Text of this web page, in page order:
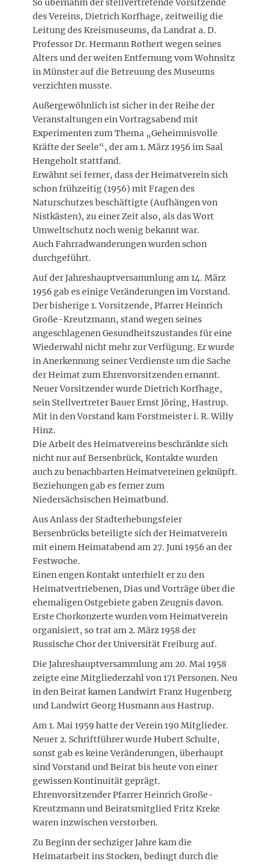
des Vereins, Dietrich Korfhage, zeitweilig die
Leitung des Kreismuseums, da Landrat a. D.
Professor Dr. Hermann Rothert wegen seines
Alters und der weiten Entfernung vom Wohnsitz
in Münster auf die Betreuung des Museums
verzichten musste.
Außergewöhnlich ist sicher in der Reihe der
Veranstaltungen ein Vortragsabend mit
Experimenten zum Thema „Geheimnisvolle
Kräfte der Seele“, der am 1. März 1956 im Saal
Hengeholt stattfand.
Erwähnt sei ferner, dass der Heimatverein sich
schon frühzeitig (1956) mit Fragen des
Naturschutzes beschäftigte (Aufhängen von
Nistkästen), zu einer Zeit also, als das Wort
Umweltschutz noch wenig bekannt war.
Auch Fahrradwanderungen wurden schon
durchgeführt.
Auf der Jahreshauptversammlung am 14. März
1956 gab es einige Veränderungen im Vorstand.
Der bisherige 1. Vorsitzende, Pfarrer Heinrich
Große-Kreutzmann, stand wegen seines
angeschlagenen Gesundheitszustandes für eine
Wiederwahl nicht mehr zur Verfügung. Er wurde
in Anerkennung seiner Verdienste um die Sache
der Heimat zum Ehrenvorsitzenden ernannt.
Neuer Vorsitzender wurde Dietrich Korfhage,
sein Stellvertreter Bauer Ernst Jöring, Hastrup.
Mit in den Vorstand kam Forstmeister i. R. Willy
Hinz.
Die Arbeit des Heimatvereins beschränkte sich
nicht nur auf Bersenbrück, Kontakte wurden
auch zu benachbarten Heimatvereinen geknüpft.
Beziehungen gab es ferner zum
Niedersächsischen Heimatbund.
Aus Anlass der Stadterhebungsfeier
Bersenbrücks beteiligte sich der Heimatverein
mit einem Heimatabend am 27. Juni 1956 an der
Festwoche.
Einen engen Kontakt unterhielt er zu den
Heimatvertriebenen, Dias und Vorträge über die
ehemaligen Ostgebiete gaben Zeugnis davon.
Erste Chorkonzerte wurden vom Heimatverein
organisiert, so trat am 2. März 1958 der
Russische Chor der Universität Freiburg auf.
Die Jahreshauptversammlung am 20. Mai 1958
zeigte eine Mitgliederzahl von 171 Personen. Neu
in den Beirat kamen Landwirt Franz Hugenberg
und Landwirt Georg Husmann aus Hastrup.
Am 1. Mai 1959 hatte der Verein 190 Mitglieder.
Neuer 2. Schriftführer wurde Hubert Schulte,
sonst gab es keine Veränderungen, überhaupt
sind Vorstand und Beirat bis heute von einer
gewissen Kontinuität geprägt.
Ehrenvorsitzender Pfarrer Heinrich Große-
Kreutzmann und Beiratsmitglied Fritz Kreke
waren inzwischen verstorben.
Zu Beginn der sechziger Jahre kam die
Heimatarbeit ins Stocken, bedingt durch die